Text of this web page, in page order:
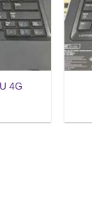
4G